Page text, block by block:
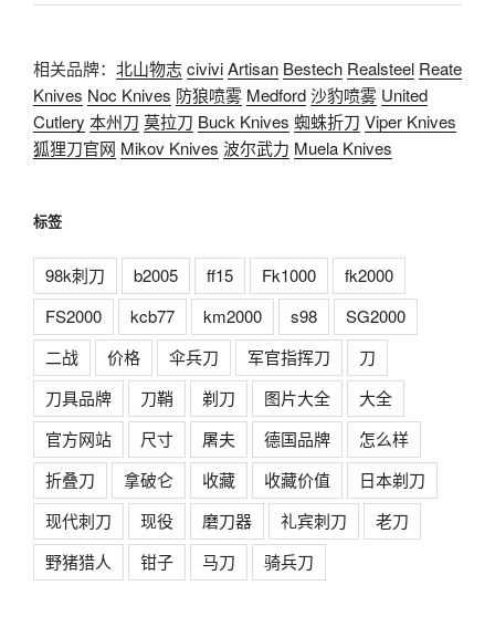
相关品牌： 北山物志civiviArtisan Bestech Realsteel Reate
Knives Noc Knives 防狼喷雾 Medford沙豹喷雾 United
Cutlery 本州刀 莫拉刀 Buck Knives 蜘蛛折刀 Viper Knives
狐狸刀官网 Mikov Knives 波尔武力 Muela Knives
标签
98k刺刀 b2005 ff15 Fk1000
fk2000
FS2000
kcb77 km2000 s98
SG2000
二战
价格 伞兵刀 军官指挥刀
刀
刀具品牌
刀鞘 剃刀 图片大全
大全
官方网站
尺寸 屠夫 德国品牌
怎么样
折叠刀
拿破仑 收藏 收藏价值
日本剃刀
现代刺刀
现役 磨刀器 礼宾刺刀
老刀
野猪猎人
钳子 马刀 骑兵刀